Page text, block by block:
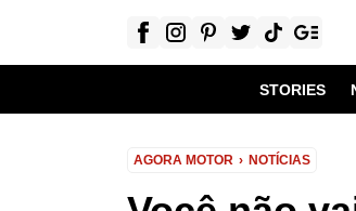
STORIES
AGORA MOTOR NOTÍCIAS